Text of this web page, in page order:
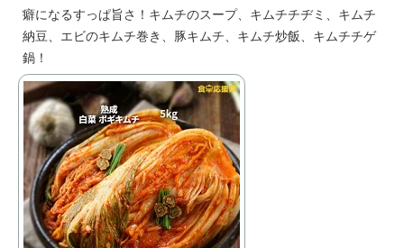
癖になるすっぱ旨さ！キムチのスープ、キムチチヂミ、キムチ
納豆、エビのキムチ巻き、豚キムチ、キムチ炒飯、キムチチゲ
鍋！